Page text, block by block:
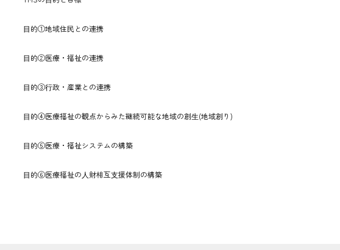
⽬的①地域住⺠との連携
⽬的②医療・福祉の連携
⽬的③⾏政・産業との連携
⽬的④医療福祉の観点からみた継続可能な地域の創⽣(地域創り)
⽬的⑤医療・福祉システムの構築
⽬的⑥医療福祉の⼈財相互⽀援体制の構築